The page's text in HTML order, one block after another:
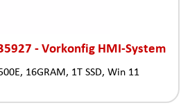
- Vorkonfig HMI-System
16GRAM, 1T SSD, Win 11